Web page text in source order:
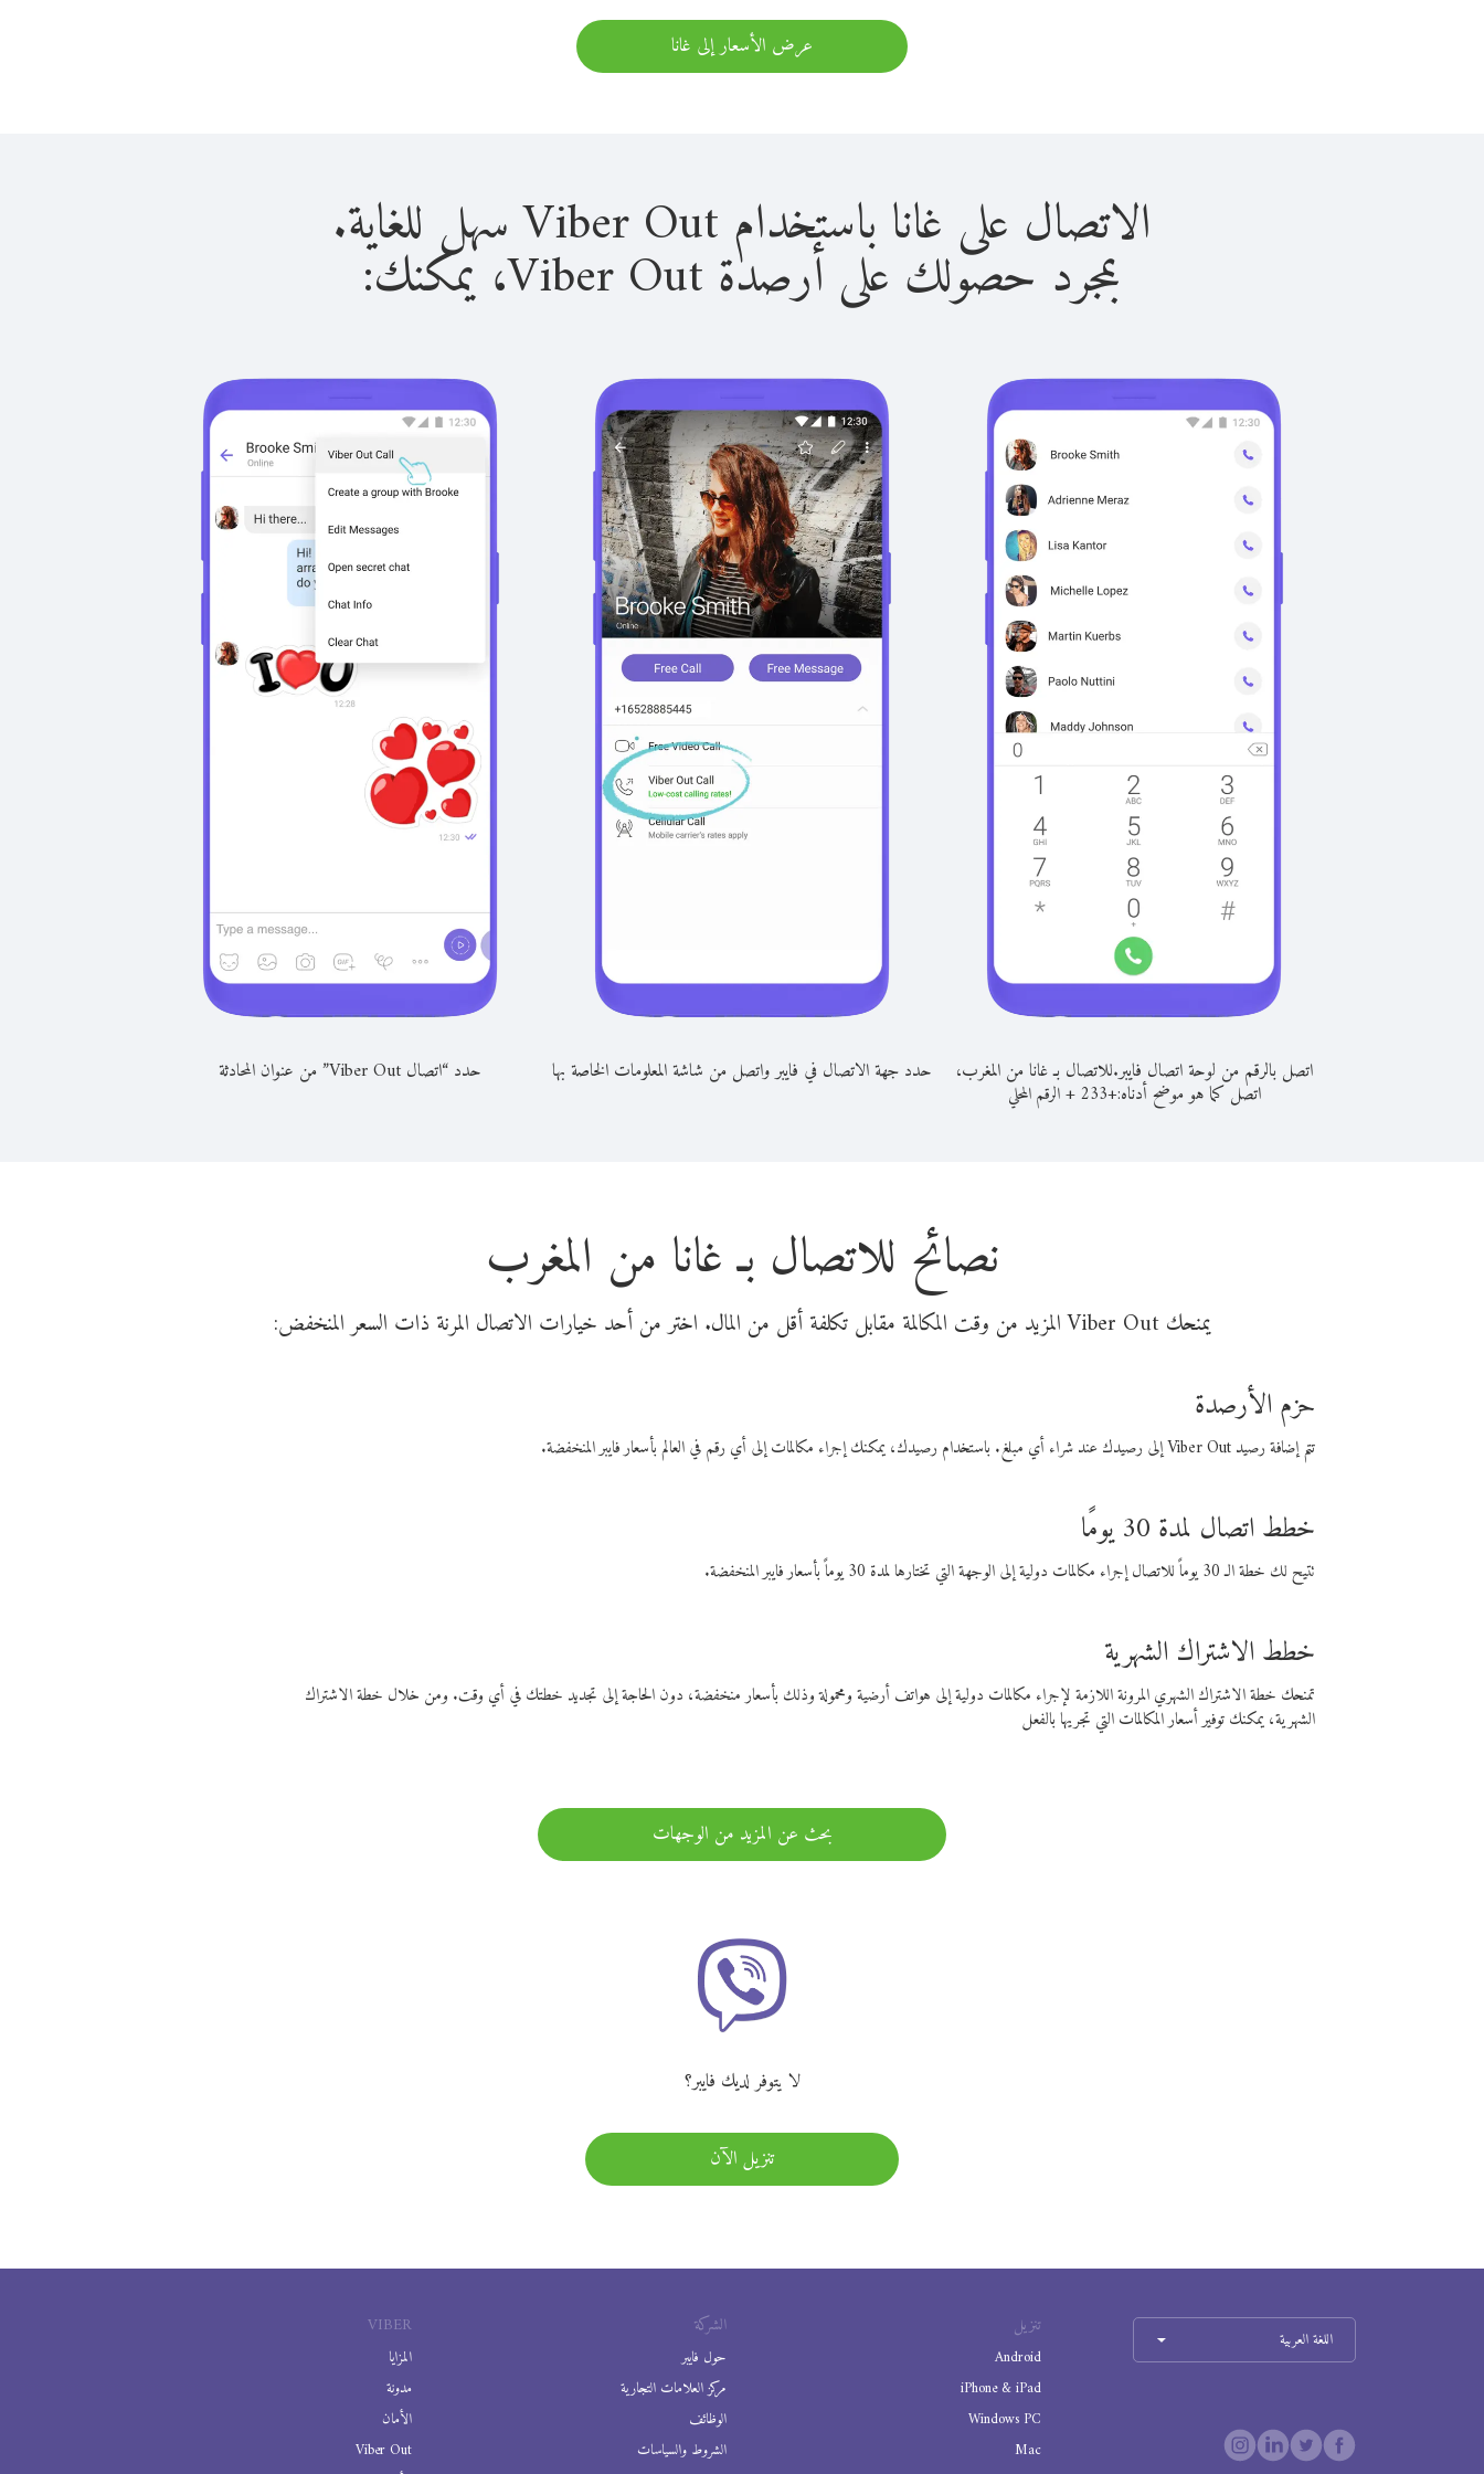
عرض الأسعار إلى غانا
الاتصال على غانا باستخدام Viber Out سهل للغاية.
بمجرد حصولك على أرصدة Viber Out، يمكنك:
اتصل بالرقم من لوحة اتصال فايبر.للاتصال بـ غانا من المغرب،
اتصل كما هو موضح أدناه:+
233
+الرقم المحلي
حدد جهة الاتصال في فايبر واتصل من شاشة المعلومات الخاصة بها حدد “اتصال Viber Out” من عنوان المحادثة
نصائح للاتصال بـ غانا من المغرب
يمنحك Viber Out المزيد من وقت المكالمة مقابل تكلفة أقل من المال. اختر من أحد خيارات الاتصال المرنة ذات السعر المنخفض:
حزم الأرصدة
تتم إضافة رصيد Viber Out إلى رصيدك عند شراء أي مبلغ. باستخدام رصيدك، يمكنك إجراء مكالمات إلى أي رقم في العالم بأسعار فايبر المنخفضة.
خطط اتصال لمدة 30 يومًا
تتيح لك خطة الـ 30 يوماً للاتصال إجراء مكالمات دولية إلى الوجهة التي تختارها لمدة 30 يوماً بأسعار فايبر المنخفضة.
خطط الاشتراك الشهرية
تمنحك خطة الاشتراك الشهري المرونة اللازمة لإجراء مكالمات دولية إلى هواتف أرضية ومحمولة وذلك بأسعار منخفضة، دون الحاجة إلى تجديد خطتك في أي وقت. ومن خلال خطة الاشتراك
الشهرية، يمكنك توفير أسعار المكالمات التي تجريها بالفعل
بحث عن المزيد من الوجهات
لا يتوفر لديك فايبر؟
تنزيل الآن
VIBER
المزايا
مدونة
الأمان
Viber Out
الشركة
حول فايبر
مركز العلامات التجارية
الوظائف
الشروط والسياسات
تنزيل
Android
iPhone & iPad
Windows PC
Mac
اللغة العربية